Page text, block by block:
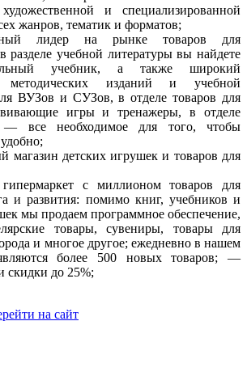
и специализированной
жанров, тематик и форматов;
лидер на рынке товаров для
разделе учебной литературы вы найдете
учебник, а также широкий
методических изданий и учебной
ВУЗов и СУЗов, в отделе товаров для
игры и тренажеры, в отделе
— все необходимое для того, чтобы
магазин детских игрушек и товаров для
с миллионом товаров для
и развития: помимо книг, учебников и
мы продаем программное обеспечение,
товары, сувениры, товары для
и многое другое; ежедневно в нашем
более 500 новых товаров; —
скидки до 25%;
на сайт